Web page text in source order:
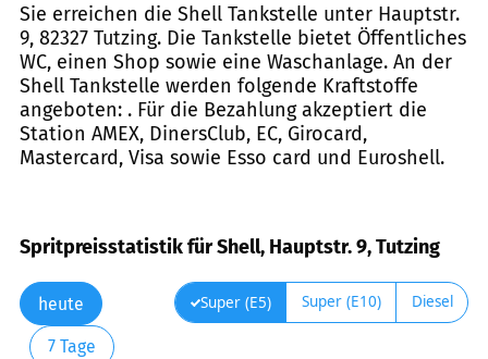
Sie erreichen die Shell Tankstelle unter Hauptstr.
9, 82327 Tutzing. Die Tankstelle bietet Öffentliches
WC, einen Shop sowie eine Waschanlage. An der
Shell Tankstelle werden folgende Kraftstoffe
angeboten: . Für die Bezahlung akzeptiert die
Station AMEX, DinersClub, EC, Girocard,
Mastercard, Visa sowie Esso card und Euroshell.
Spritpreisstatistik für Shell, Hauptstr. 9, Tutzing
heute
7 Tage
Super (E5) Super (E10) Diesel